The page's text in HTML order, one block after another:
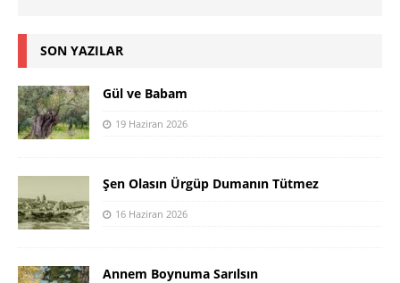
SON YAZILAR
Gül ve Babam
19 Haziran 2026
Şen Olasın Ürgüp Dumanın Tütmez
16 Haziran 2026
Annem Boynuma Sarılsın